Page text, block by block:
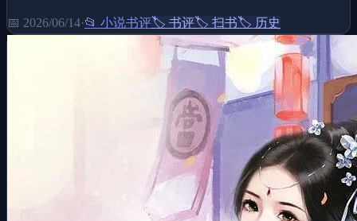
📅 2026/06/14·📂 小说书评🏷️ 书评🏷️ 扫书🏷️ 历史